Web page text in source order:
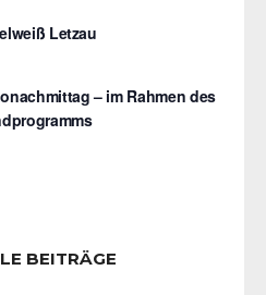
Letzau
– im Rahmen des
BEITRÄGE